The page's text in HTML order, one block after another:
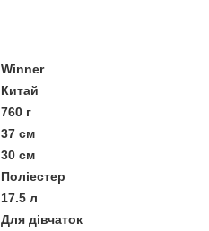
Winner
Китай
760 г
37 см
30 см
Поліестер
17.5 л
Для дівчаток